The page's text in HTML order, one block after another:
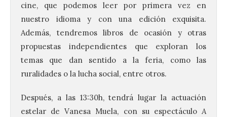
cine, que podemos leer por primera vez en
nuestro idioma y con una edición exquisita.
Además, tendremos libros de ocasión y otras
propuestas independientes que exploran los
temas que dan sentido a la feria, como las
ruralidades o la lucha social, entre otros.
Después, a las 13:30h, tendrá lugar la actuación
estelar de Vanesa Muela, con su espectáculo A